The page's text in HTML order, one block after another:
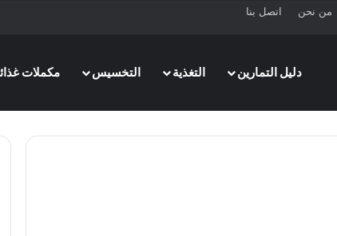
من نحن اتصل بنا
دليل التمارين
التغذية التخسيس مكملات